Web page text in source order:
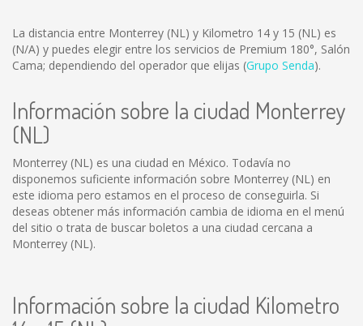
La distancia entre Monterrey (NL) y Kilometro 14 y 15 (NL) es
(N/A) y puedes elegir entre los servicios de Premium 180°, Salón
Cama; dependiendo del operador que elijas (Grupo Senda).
Información sobre la ciudad Monterrey
(NL)
Monterrey (NL) es una ciudad en México. Todavía no
disponemos suficiente información sobre Monterrey (NL) en
este idioma pero estamos en el proceso de conseguirla. Si
deseas obtener más información cambia de idioma en el menú
del sitio o trata de buscar boletos a una ciudad cercana a
Monterrey (NL).
Información sobre la ciudad Kilometro